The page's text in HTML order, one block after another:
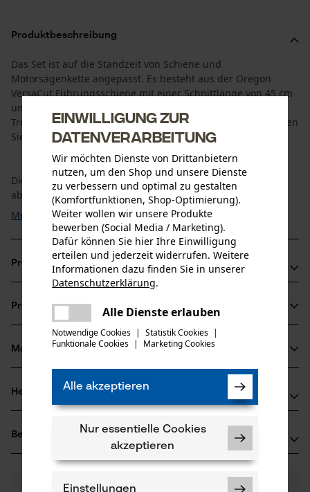
Produktbeschreibung
Das Set ist auf die Standzeit von Schiene und
Motorsägenkette angepasst. Es besteht aus der Oregon
VersaCut Führungsschiene mit einer Schnittlänge von 45 cm
und 4 Oregon Halbmeißel Sägeketten mit einer
Treibgliedbreite von 1,5 mm und einer 3/8” Teilung. So haben
Sie die passende Ersatzkette gleich zur Hand.
Die Führungsschiene Oregon VersaCut ist besonders stabil
aber ...
Mehr anzeigen
Produktvorteile
gegenüber Vollstahlschienen
Innovativer Umlenkstern mit wartungsfreiem Lager und
optimaler Ölfluss dank dem LubriTech™ Schmier-System
Schneidgarnitur
Produktinformationen
Altersgruppe
Anzahl Teile
Material & Pflege
Material
Oberflächenbeschichtung
Geölte Oberfläche, Lackierte Oberfläche
Herstellerinformationen
haben oder Mängel feststellen, können Sie sich gerne
telefonisch unter 0711 300 33 - 200 oder per E-Mail an
Bewertungen
(0) Produkt weiterempfehlen
Noch Fragen?
Einwilligung zur
Datenverarbeitung
Wir möchten Dienste von Drittanbietern
nutzen, um den Shop und unsere Dienste
zu verbessern und optimal zu gestalten
(Komfortfunktionen, Shop-Optimierung).
Weiter wollen wir unsere Produkte
bewerben (Social Media / Marketing).
Dafür können Sie hier Ihre Einwilligung
erteilen und jederzeit widerrufen. Weitere
Informationen dazu finden Sie in unserer
Datenschutzerklärung.
Alle Dienste erlauben
Notwendige Cookies | Statistik Cookies |
Funktionale Cookies | Marketing Cookies
Alle akzeptieren
Nur essentielle Cookies
akzeptieren
Einstellungen
Es ist ein Fehler aufgetreten. Bitte
versuchen Sie es erneut.
mail